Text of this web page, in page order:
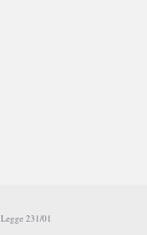
Legge 231/01